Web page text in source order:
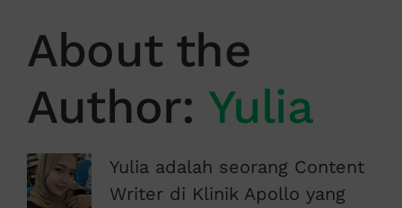
About the
Author: Yulia
Yulia adalah seorang Content
Writer di Klinik Apollo yang